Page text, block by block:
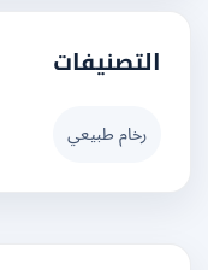
التصنيفات
رخام طبيعي